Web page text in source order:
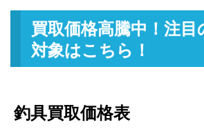
買取価格高騰中！注目
対象はこちら！
釣具買取価格表